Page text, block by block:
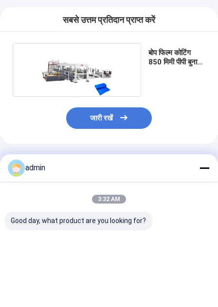
सबसे उत्तम प्रतिदान प्राप्त करें
बोप फिल्म कोटिंग
850 मिमी पीपी बुना
जारी रखें
अनुशंसित उत्पाद
admin
3:32 AM
Good day, what product are you looking for?